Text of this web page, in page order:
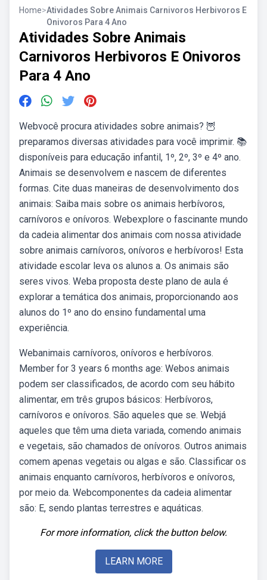
Home>Atividades Sobre Animais Carnivoros Herbivoros E
Onivoros Para 4 Ano
Atividades Sobre Animais
Carnivoros Herbivoros E Onivoros
Para 4 Ano
Webvocê procura atividades sobre animais? 🦉
preparamos diversas atividades para você imprimir. 📚
disponíveis para educação infantil, 1º, 2º, 3º e 4º ano.
Animais se desenvolvem e nascem de diferentes
formas. Cite duas maneiras de desenvolvimento dos
animais: Saiba mais sobre os animais herbívoros,
carnívoros e onívoros. Webexplore o fascinante mundo
da cadeia alimentar dos animais com nossa atividade
sobre animais carnívoros, onívoros e herbívoros! Esta
atividade escolar leva os alunos a. Os animais são
seres vivos. Weba proposta deste plano de aula é
explorar a temática dos animais, proporcionando aos
alunos do 1º ano do ensino fundamental uma
experiência.
Webanimais carnívoros, onívoros e herbívoros.
Member for 3 years 6 months age: Webos animais
podem ser classificados, de acordo com seu hábito
alimentar, em três grupos básicos: Herbívoros,
carnívoros e onívoros. São aqueles que se. Webjá
aqueles que têm uma dieta variada, comendo animais
e vegetais, são chamados de onívoros. Outros animais
comem apenas vegetais ou algas e são. Classificar os
animais enquanto carnívoros, herbívoros e onívoros,
por meio da. Webcomponentes da cadeia alimentar
são: E, sendo plantas terrestres e aquáticas.
For more information, click the button below.
LEARN MORE